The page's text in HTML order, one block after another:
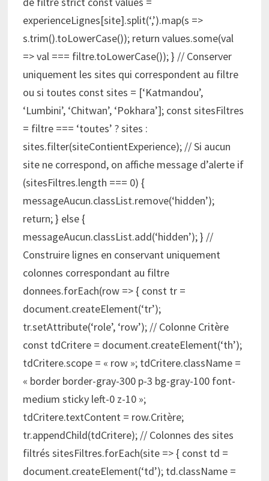
experienceLignes[site].split(‘,’).map(s =>
s.trim().toLowerCase()); return values.some(val
=> val === filtre.toLowerCase()); } // Conserver
uniquement les sites qui correspondent au filtre
ou si toutes const sites = [‘Katmandou’,
‘Lumbini’, ‘Chitwan’, ‘Pokhara’]; const sitesFiltres
= filtre === ‘toutes’ ? sites :
sites.filter(siteContientExperience); // Si aucun
site ne correspond, on affiche message d’alerte if
(sitesFiltres.length === 0) {
messageAucun.classList.remove(‘hidden’);
return; } else {
messageAucun.classList.add(‘hidden’); } //
Construire lignes en conservant uniquement
colonnes correspondant au filtre
donnees.forEach(row => { const tr =
document.createElement(‘tr’);
tr.setAttribute(‘role’, ‘row’); // Colonne Critère
const tdCritere = document.createElement(‘th’);
tdCritere.scope = « row »; tdCritere.className =
« border border-gray-300 p-3 bg-gray-100 font-
medium sticky left-0 z-10 »;
tdCritere.textContent = row.Critère;
tr.appendChild(tdCritere); // Colonnes des sites
filtrés sitesFiltres.forEach(site => { const td =
document.createElement(‘td’); td.className =